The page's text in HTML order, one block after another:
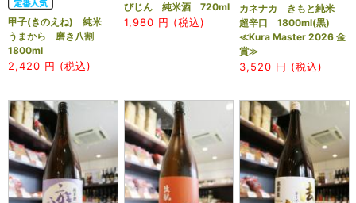
甲子(きのえね) 純米
うまから 磨き八割
1800ml
2,420 円 (税込)
びじん 純米酒 720ml
1,980 円 (税込)
カネナカ きもと純米
超辛口 1800ml(黒)
≪Kura Master 2026 金
賞≫
3,520 円 (税込)